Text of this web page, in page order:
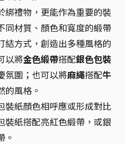
綁禮物，更能作為重要的裝
同材質、顏色和寬度的緞帶
結方式，創造出多種風格的
以將金色緞帶搭配銀色包裝
氛圍；也可以將麻繩搭配牛
的風格。
裝紙顏色相呼應或形成對比
裝紙搭配亮紅色緞帶，或銀
。